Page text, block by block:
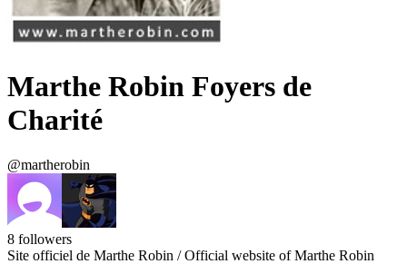
Marthe Robin Foyers de
Charité
@martherobin
8 followers
Site officiel de Marthe Robin / Official website of Marthe Robin